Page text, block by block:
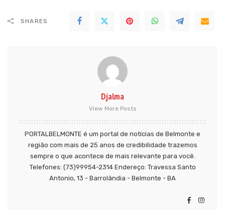
SHARES
Djalma
View More Posts
PORTALBELMONTE é um portal de notícias de Belmonte e
região com mais de 25 anos de credibilidade trazemos
sempre o que acontece de mais relevante para você.
Telefones: (73)99954-2314 Endereço: Travessa Santo
Antonio, 13 - Barrolândia - Belmonte - BA